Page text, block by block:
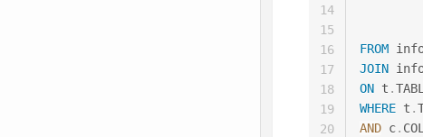
FROM
JOIN
ON t .
WHERE t .
AND c.
14
15
16
17
18
19
20